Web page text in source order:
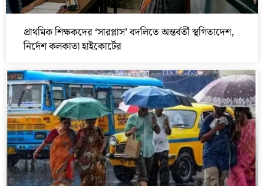
প্রাথমিক শিক্ষকদের ‘সারপ্লাস’ বদলিতে অন্তর্বর্তী স্থগিতাদেশ,
নির্দেশ কলকাতা হাইকোর্টের